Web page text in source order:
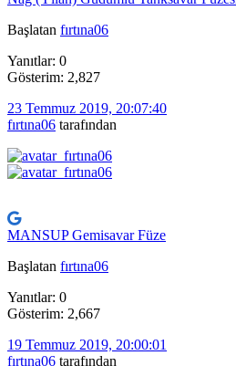
Başlatan fırtına06
Yanıtlar: 0
Gösterim: 2,827
23 Temmuz 2019, 20:07:40
fırtına06 tarafından
MANSUP Gemisavar Füze
Başlatan fırtına06
Yanıtlar: 0
Gösterim: 2,667
19 Temmuz 2019, 20:00:01
fırtına06 tarafından